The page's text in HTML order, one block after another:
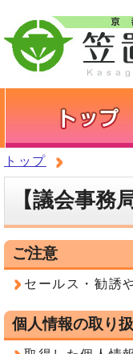
トップ
【議会事務
ご注意
セールス・勧誘
個人情報の取り